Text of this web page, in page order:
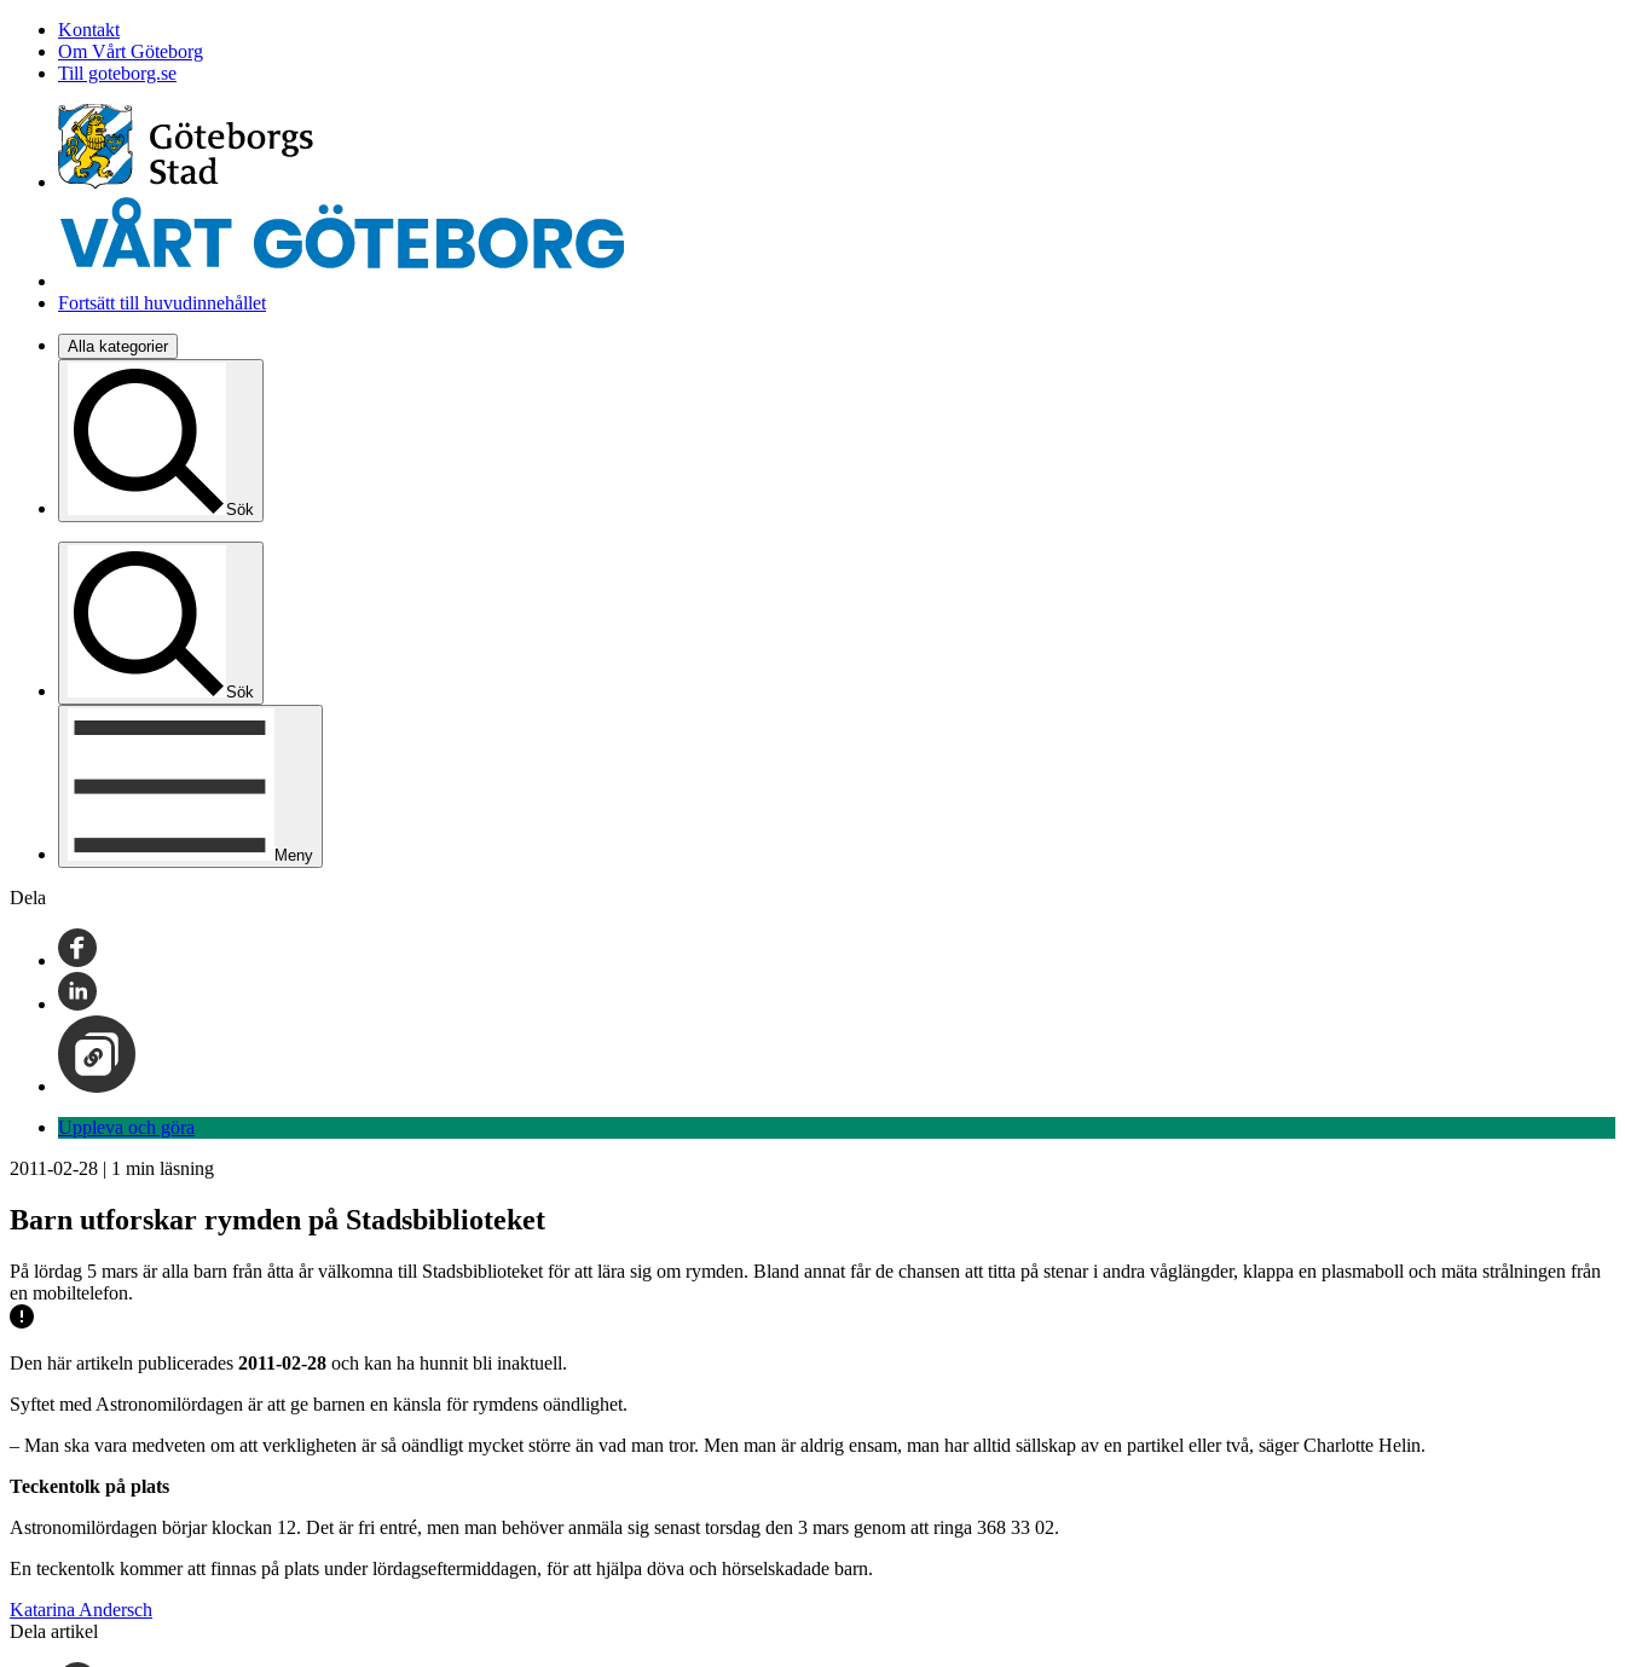
Kontakt
Om Vårt Göteborg
Till goteborg.se
Fortsätt till huvudinnehållet
Alla kategorier
Sök
Sök
Meny
Dela
Uppleva och göra
2011-02-28 | 1 min läsning
Barn utforskar rymden på Stadsbiblioteket
På lördag 5 mars är alla barn från åtta år välkomna till Stadsbiblioteket för att lära sig om rymden. Bland annat får de chansen att titta på stenar i andra våglängder, klappa en plasmaboll och mäta strålningen från
en mobiltelefon.
Den här artikeln publicerades 2011-02-28 och kan ha hunnit bli inaktuell.
Syftet med Astronomilördagen är att ge barnen en känsla för rymdens oändlighet.
– Man ska vara medveten om att verkligheten är så oändligt mycket större än vad man tror. Men man är aldrig ensam, man har alltid sällskap av en partikel eller två, säger Charlotte Helin.
Teckentolk på plats
Astronomilördagen börjar klockan 12. Det är fri entré, men man behöver anmäla sig senast torsdag den 3 mars genom att ringa 368 33 02.
En teckentolk kommer att finnas på plats under lördagseftermiddagen, för att hjälpa döva och hörselskadade barn.
Katarina Andersch
Dela artikel